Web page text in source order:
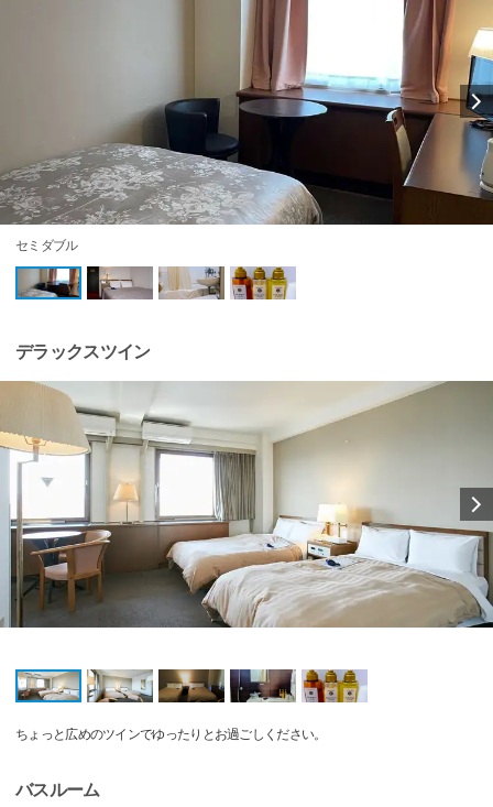
セミダブル
デラックスツイン
ちょっと広めのツインでゆったりとお過ごしください。
バスルーム